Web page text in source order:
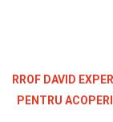
RROF DAVID
PENTRU